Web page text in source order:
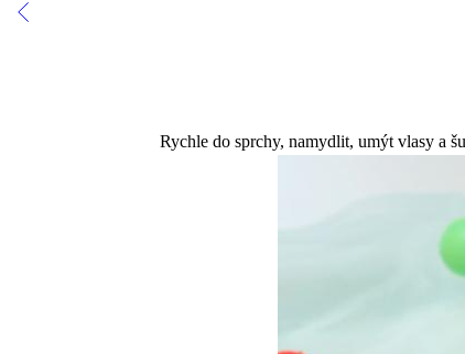
Rychle do sprchy, namydlit, umýt vlasy a